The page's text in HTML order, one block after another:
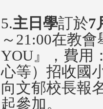
5.主日學訂於7
～21:00在教會
YOU』，費用
心等）招收國
向文郁校長報
起參加。